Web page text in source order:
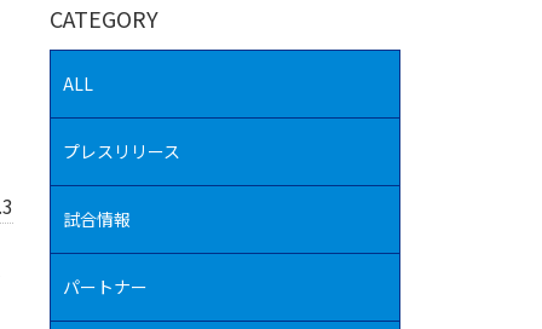
CATEGORY
ALL
プレスリリース
試合情報
パートナー